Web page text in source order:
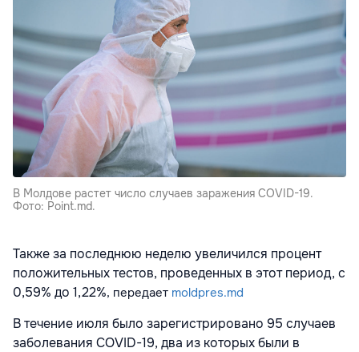
В Молдове растет число случаев заражения COVID-19.
Фото: Point.md.
Также за последнюю неделю увеличился процент
положительных тестов, проведенных в этот период, с
0,59% до 1,22%, передает moldpres.md
В течение июля было зарегистрировано 95 случаев
заболевания COVID-19, два из которых были в